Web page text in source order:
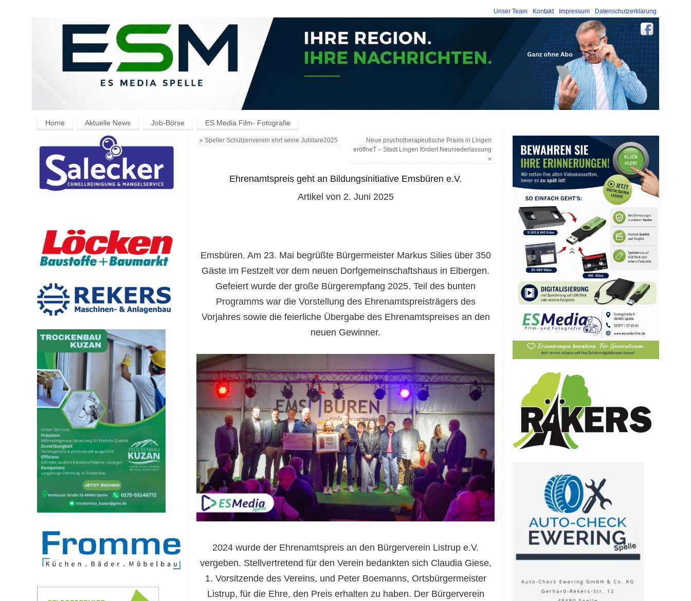
Unser Team Kontakt Impressum Datenschutzerklärung
Home Aktuelle News Job-Börse ES Media Film- Fotografie
« Speller Schützenverein ehrt seine Jubilare2025
Neue psychotherapeutische Praxis in Lingen
eröffneT – Stadt Lingen fördert Neuniederlassung
»
Ehrenamtspreis geht an Bildungsinitiative Emsbüren e.V.
Artikel von 2. Juni 2025
Emsbüren. Am 23. Mai begrüßte Bürgermeister Markus Silies über 350
Gäste im Festzelt vor dem neuen Dorfgemeinschaftshaus in Elbergen.
Gefeiert wurde der große Bürgerempfang 2025. Teil des bunten
Programms war die Vorstellung des Ehrenamtspreisträgers des
Vorjahres sowie die feierliche Übergabe des Ehrenamtspreises an den
neuen Gewinner.
2024 wurde der Ehrenamtspreis an den Bürgerverein Listrup e.V.
vergeben. Stellvertretend für den Verein bedankten sich Claudia Giese,
1. Vorsitzende des Vereins, und Peter Boemanns, Ortsbürgermeister
Listrup, für die Ehre, den Preis erhalten zu haben. Der Bürgerverein